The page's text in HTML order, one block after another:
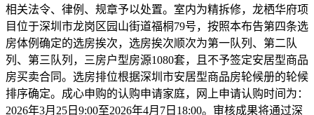
相关法令、律例、规章予以处置。室内为精拆修，龙栖华府项
目位于深圳市龙岗区园山街道福桐79号，按照本布告第四条选
房体例确定的选房挨次，选房挨次顺次为第一队列、第二队
列、第三队列，三房户型房源1080套，且不予签定安居型商品
房买卖合同。选房排位根据深圳市安居型商品房轮候册的轮候
排序确定。成心申购的认购申请家庭，网上申请认购时间为：
2026年3月25日9:00至2026年4月7日18:00。审核成果将通过深